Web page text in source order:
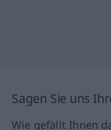
Sagen Sie uns
Wie gefällt Ihnen